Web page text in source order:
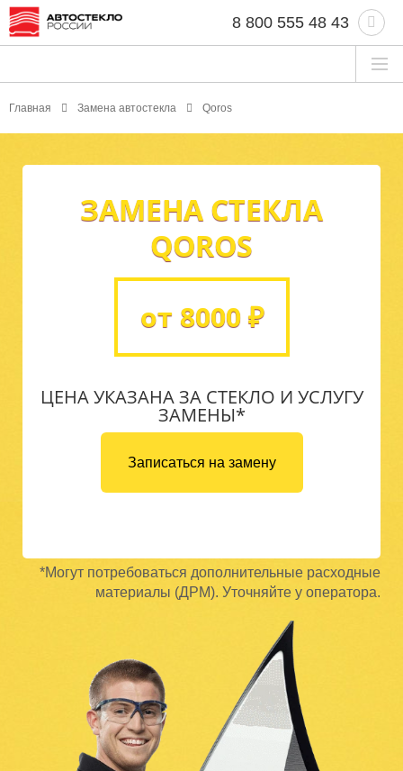
8 800 555 48 43
Главная Замена автостекла Qoros
ЗАМЕНА СТЕКЛА
QOROS
от 8000 ₽
ЦЕНА УКАЗАНА ЗА СТЕКЛО И УСЛУГУ
ЗАМЕНЫ*
Записаться на замену
*Могут потребоваться дополнительные расходные
материалы (ДРМ). Уточняйте у оператора.